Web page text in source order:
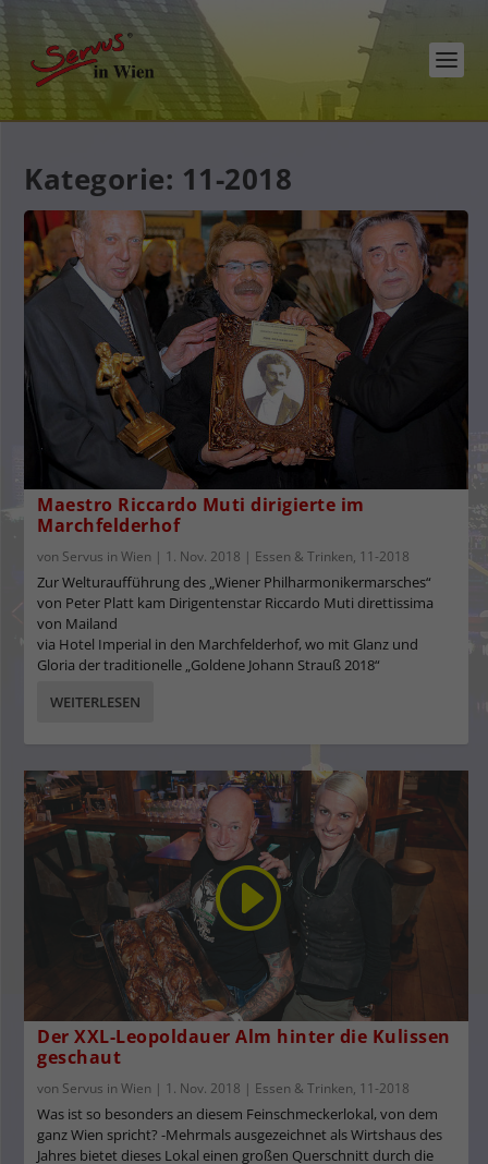
Kategorie: 11-2018
Maestro Riccardo Muti dirigierte im
Marchfelderhof
von Servus in Wien | 1. Nov. 2018 | Essen & Trinken, 11-2018
Zur Welturaufführung des „Wiener Philharmonikermarsches“
von Peter Platt kam Dirigentenstar Riccardo Muti direttissima
von Mailand
via Hotel Imperial in den Marchfelderhof, wo mit Glanz und
Gloria der traditionelle „Goldene Johann Strauß 2018“
WEITERLESEN
Der XXL-Leopoldauer Alm hinter die Kulissen
geschaut
von Servus in Wien | 1. Nov. 2018 | Essen & Trinken, 11-2018
Was ist so besonders an diesem Feinschmeckerlokal, von dem
ganz Wien spricht? -Mehrmals ausgezeichnet als Wirtshaus des
Jahres bietet dieses Lokal einen großen Querschnitt durch die